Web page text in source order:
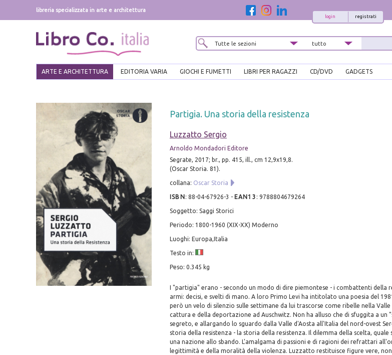
libreria specializzata in arte e architettura
registrati
login
ARTE E ARCHITETTURA EDITORIA VARIA GIOCHI E FUMETTI LIBRI PER RAGAZZI CD/DVD GADGETS
Partigia. Una storia della resistenza
Luzzatto Sergio
Arnoldo Mondadori Editore
Segrate, 2017; br., pp. 415, ill., cm 12,9x19,8.
(Oscar Storia. 81).
collana: Oscar Storia
ISBN : 88-04-67926-3 - EAN13 : 9788804679264
Soggetto: Saggi Storici
Periodo: 1800-1960 (XIX-XX) Moderno
Luoghi: Europa,Italia
Testo in:
Peso: 0.345 kg
I "partigia" erano - secondo un modo di dire piemontese - i combattenti della
armi: decisi, e svelti di mano. A loro Primo Levi ha intitolato una poesia del
però un velo di silenzio sulle settimane da lui trascorse come ribelle nella
cattura e della deportazione ad Auschwitz. Non ha alluso che di sfuggita a un
segreto, e allargando lo sguardo dalla Valle d'Aosta all'Italia del nord-ovest
storia della resistenza - la storia della resistenza. Il dilemma della scelta,
una nazione allo sbando. L'amalgama di passioni e di ragioni dei refrattari
legittimità e della moralità della violenza. Luzzatto restituisce figure vere,